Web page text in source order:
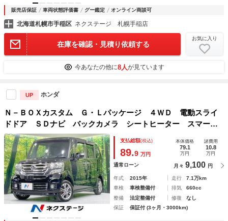
販売店保証 車両状態評価書 グー鑑定 オンライン商談可
北海道札幌市手稲区 ネクステージ 札幌手稲店
在庫を確認・見積り依頼する
お気に入り
今あなたの他に8人が見ています
UP ホンダ
Ｎ－ＢＯＸカスタム Ｇ・Ｌパッケージ ４ＷＤ 電動スライ
ドドア ＳＤナビ バックカメラ シートヒーター スマート
キー ＨＩＤヘッド・フォグ ＥＴＣ オートライト オート
エアコン Ｂｌｕｅｔｏｏｔｈ ＣＤ ＤＶＤ再生 フルセグ
支払総額(税込)
89.9 万円
本体価格
79.1
万円
諸費用
10.8
万円
通常ローン 月々 9,100 円
年式 2015年 走行
7.1万km
車検
車検整備付 排気
660cc
整備
法定整備付 修復
なし
保証
保証付 (3ヶ月・3000km)